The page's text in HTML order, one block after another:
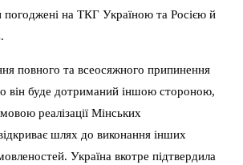
погоджені на ТКГ Україною та Росією й
повного та всеосяжного припинення
він буде дотриманий іншою стороною,
реалізації Мінських
шлях до виконання інших
Україна вкотре підтвердила